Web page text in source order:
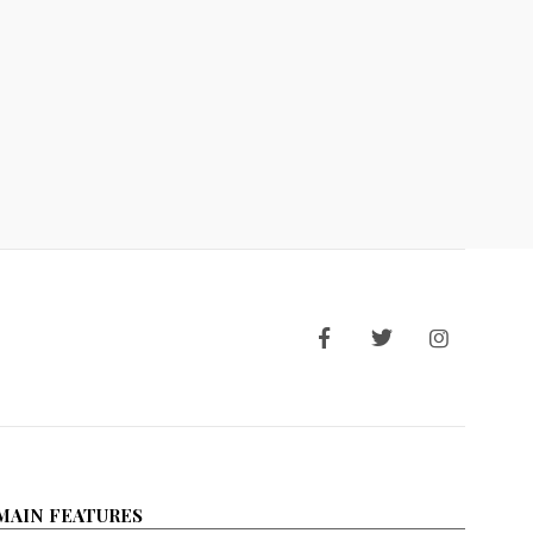
FEATURES